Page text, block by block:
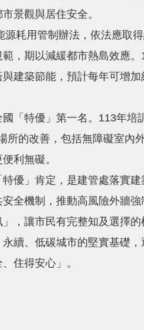
景觀與居住安全。
用管制辦法，依法應取
，期以減緩都市熱島效應
建築節能，預計每年可增
特優」第一名。113年培
的改善，包括無障礙室
利無礙。
」肯定，是建管處落實建
全機制，推動高風險外牆
，讓市民有完整知及選擇
續、低碳城市的堅實基礎
住得安心」。